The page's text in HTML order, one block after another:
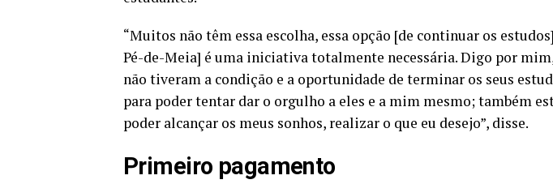
“Muitos não têm essa escolha, essa opção [de continuar os
Pé-de-Meia] é uma iniciativa totalmente necessária. Digo por
não tiveram a condição e a oportunidade de terminar os seus
para poder tentar dar o orgulho a eles e a mim mesmo; também
poder alcançar os meus sonhos, realizar o que eu desejo”, disse.
Primeiro pagamento